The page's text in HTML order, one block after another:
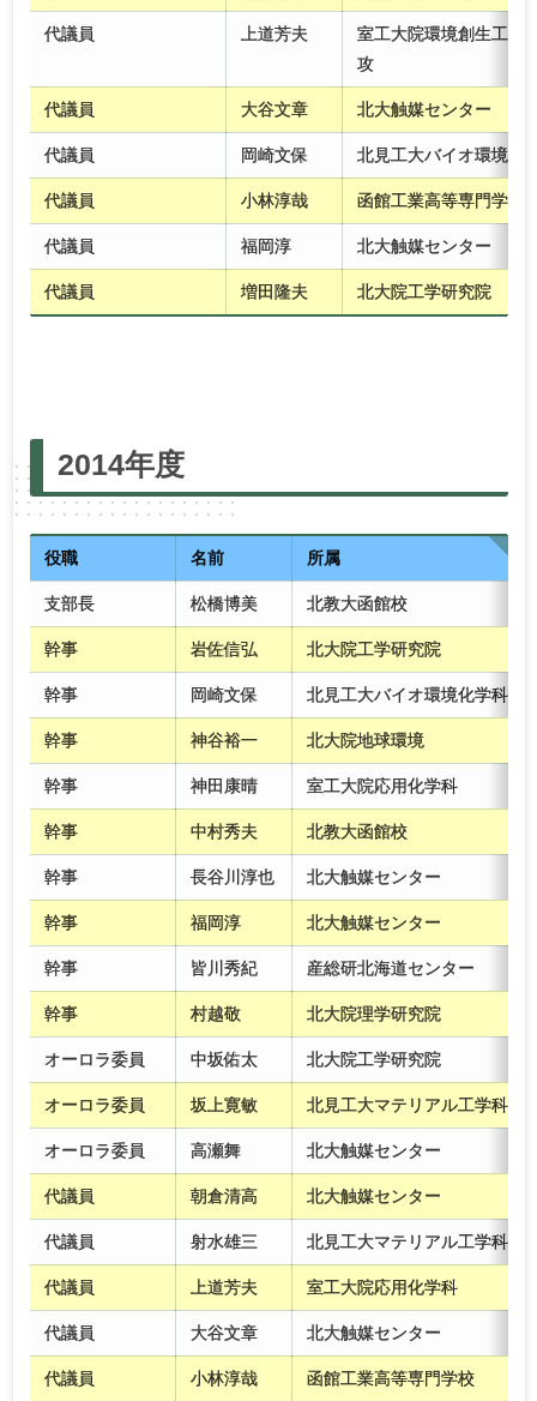
代議員 上道芳夫
室工大院環境創生工学
攻
代議員 大谷文章 北大触媒センター
代議員 岡崎文保 北見工大バイオ環境化
代議員 小林淳哉 函館工業高等専門学校
代議員 福岡淳 北大触媒センター
代議員 増田隆夫 北大院工学研究院
2021年度 2020年度
2017年度 2016年度 2015年度
2013年度 2012年度 2010年度
2014年度
役職 名前 所属
支部長 松橋博美 北教大函館校
幹事 岩佐信弘 北大院工学研究院
幹事 岡崎文保 北見工大バイオ環境化学科
幹事 神谷裕一 北大院地球環境
幹事 神田康晴 室工大院応用化学科
幹事 中村秀夫 北教大函館校
幹事 長谷川淳也 北大触媒センター
幹事 福岡淳 北大触媒センター
幹事 皆川秀紀 産総研北海道センター
幹事 村越敬 北大院理学研究院
オーロラ委員 中坂佑太 北大院工学研究院
オーロラ委員 坂上寛敏 北見工大マテリアル工学科
オーロラ委員 高瀬舞 北大触媒センター
代議員 朝倉清高 北大触媒センター
代議員 射水雄三 北見工大マテリアル工学科
代議員 上道芳夫 室工大院応用化学科
代議員 大谷文章 北大触媒センター
代議員 小林淳哉 函館工業高等専門学校